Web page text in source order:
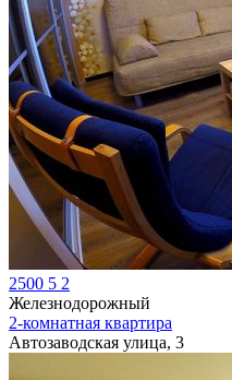
2500 5 2
Железнодорожный
2-комнатная квартира
Автозаводская улица, 3